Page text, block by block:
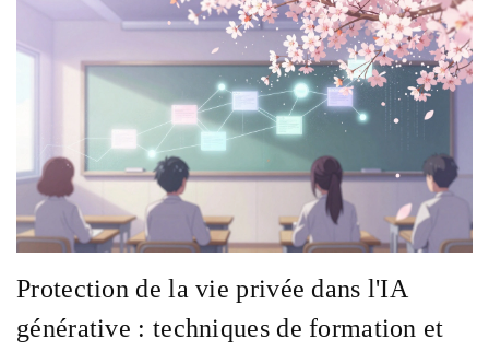
Protection de la vie privée dans l'IA
générative : techniques de formation et